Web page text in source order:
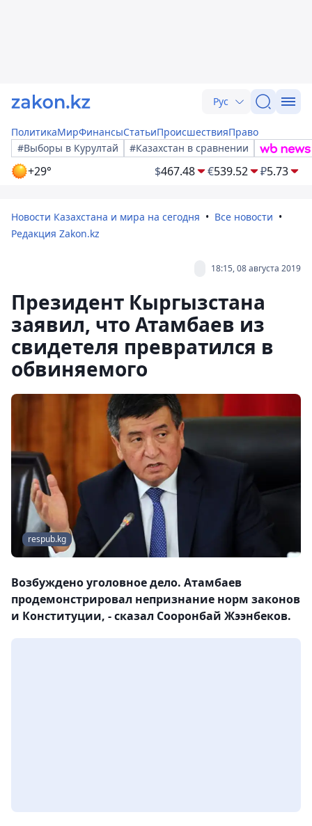
Рус
ПолитикаМирФинансыСтатьиПроисшествияПраво
#Выборы в Курултай
#Казахстан в сравнении
+29° $467.48 €539.52 ₽5.73
Новости Казахстана и мира на сегодня
Все новости
Редакция Zakon.kz
18:15, 08 августа 2019
Президент Кыргызстана
заявил, что Атамбаев из
свидетеля превратился в
обвиняемого
respub.kg
Возбуждено уголовное дело. Атамбаев
продемонстрировал непризнание норм законов
и Конституции, - сказал Сооронбай Жээнбеков.